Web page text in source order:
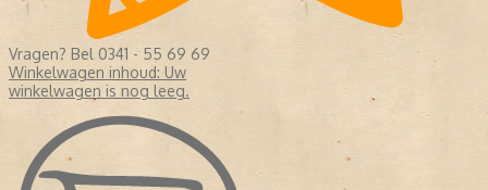
Vragen? Bel 0341 - 55 69 69
Winkelwagen inhoud: Uw
winkelwagen is nog leeg.